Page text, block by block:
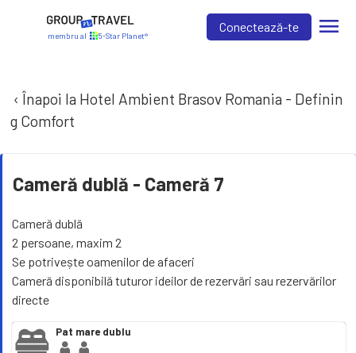
membru al 5-Star Planet®
Conectează-te menu
‹ Înapoi la Hotel Ambient Brasov Romania - Definin
g Comfort
Cameră dublă - Cameră 7
Cameră dublă
2 persoane, maxim 2
Se potrivește oamenilor de afaceri
Cameră disponibilă tuturor ideilor de rezervări sau rezervărilor
directe
Pat mare dublu